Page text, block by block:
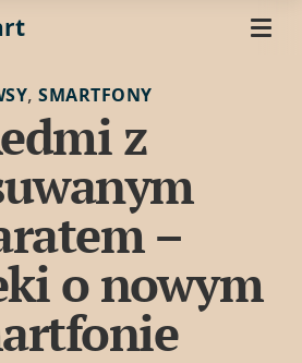
, SMARTFONY
z
–
o nowym